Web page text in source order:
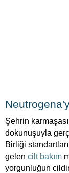
Şehrin
dokunuşuyla
Birliği
gelen cilt bakım
yorgunluğun